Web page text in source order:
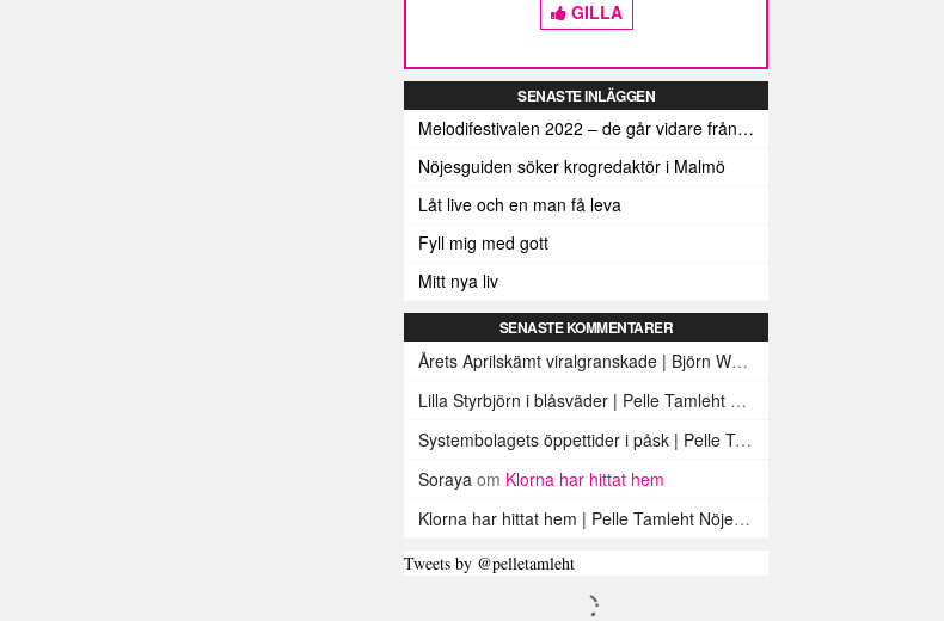
GILLA
SENASTE INLÄGGEN
Melodifestivalen 2022 – de går vidare från den första deltävlingen
Nöjesguiden söker krogredaktör i Malmö
Låt live och en man få leva
Fyll mig med gott
Mitt nya liv
SENASTE KOMMENTARER
Årets Aprilskämt viralgranskade | Björn Werner
Lilla Styrbjörn i blåsväder | Pelle Tamleht Nöjesguiden
Systembolagets öppettider i påsk | Pelle Tamleht Nöjesguiden
Soraya om Klorna har hittat hem
Klorna har hittat hem | Pelle Tamleht Nöjesguiden
Tweets by @pelletamleht